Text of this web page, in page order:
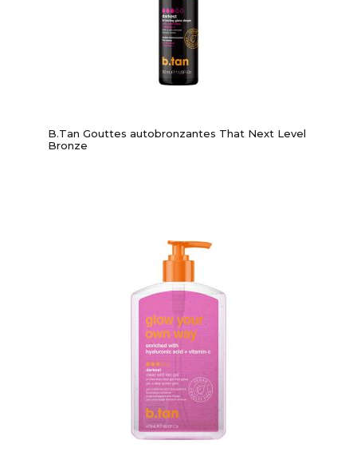
B.Tan Gouttes autobronzantes That Next Level
Bronze